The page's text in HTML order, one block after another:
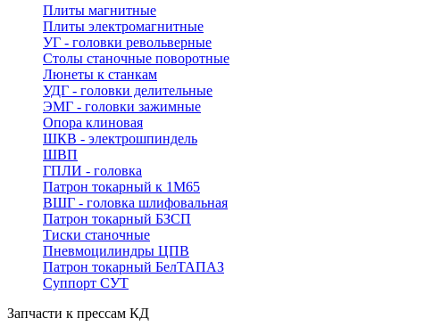
Плиты магнитные
Плиты электромагнитные
УГ - головки револьверные
Столы станочные поворотные
Люнеты к станкам
УДГ - головки делительные
ЭМГ - головки зажимные
Опора клиновая
ШКВ - электрошпиндель
ШВП
ГПЛИ - головка
Патрон токарный к 1М65
ВШГ - головка шлифовальная
Патрон токарный БЗСП
Тиски станочные
Пневмоцилиндры ЦПВ
Патрон токарный БелТАПАЗ
Суппорт СУТ
Запчасти к прессам КД